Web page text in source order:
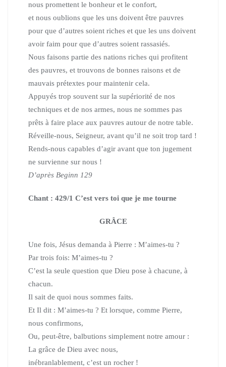
nous promettent le bonheur et le confort,
et nous oublions que les uns doivent être pauvres
pour que d’autres soient riches et que les uns doivent
avoir faim pour que d’autres soient rassasiés.
Nous faisons partie des nations riches qui profitent
des pauvres, et trouvons de bonnes raisons et de
mauvais prétextes pour maintenir cela.
Appuyés trop souvent sur la supériorité de nos
techniques et de nos armes, nous ne sommes pas
prêts à faire place aux pauvres autour de notre table.
Réveille-nous, Seigneur, avant qu’il ne soit trop tard !
Rends-nous capables d’agir avant que ton jugement
ne survienne sur nous !
D’après Beginn 129
Chant : 429/1 C’est vers toi que je me tourne
GRÂCE
Une fois, Jésus demanda à Pierre : M’aimes-tu ?
Par trois fois: M’aimes-tu ?
C’est la seule question que Dieu pose à chacune, à
chacun.
Il sait de quoi nous sommes faits.
Et Il dit : M’aimes-tu ? Et lorsque, comme Pierre,
nous confirmons,
Ou, peut-être, balbutions simplement notre amour :
La grâce de Dieu avec nous,
inébranlablement, c’est un rocher !